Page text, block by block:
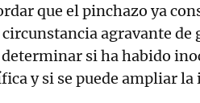
que el pinchazo ya
agravante de
si ha habido
y si se puede ampliar